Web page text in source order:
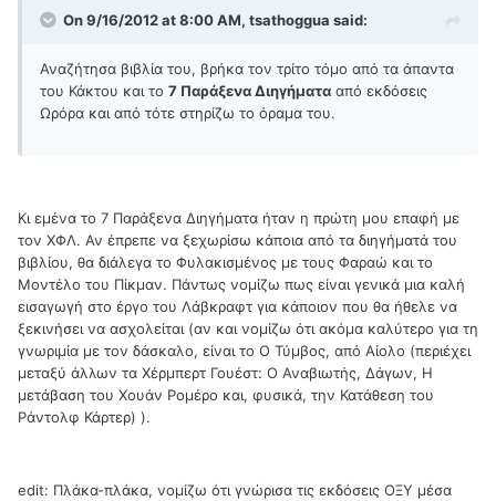
On 9/16/2012 at 8:00 AM, tsathoggua said:
Αναζήτησα βιβλία του, βρήκα τον τρίτο τόμο από τα άπαντα
του Κάκτου και το 7 Παράξενα Διηγήματα από εκδόσεις
Ωρόρα και από τότε στηρίζω το όραμα του.
Κι εμένα το 7 Παράξενα Διηγήματα ήταν η πρώτη μου επαφή με
τον ΧΦΛ. Αν έπρεπε να ξεχωρίσω κάποια από τα διηγήματά του
βιβλίου, θα διάλεγα το Φυλακισμένος με τους Φαραώ και το
Μοντέλο του Πίκμαν. Πάντως νομίζω πως είναι γενικά μια καλή
εισαγωγή στο έργο του Λάβκραφτ για κάποιον που θα ήθελε να
ξεκινήσει να ασχολείται (αν και νομίζω ότι ακόμα καλύτερο για τη
γνωριμία με τον δάσκαλο, είναι το Ο Τύμβος, από Αίολο (περιέχει
μεταξύ άλλων τα Χέρμπερτ Γουέστ: Ο Αναβιωτής, Δάγων, Η
μετάβαση του Χουάν Ρομέρο και, φυσικά, την Κατάθεση του
Ράντολφ Κάρτερ) ).
edit: Πλάκα-πλάκα, νομίζω ότι γνώρισα τις εκδόσεις ΟΞΥ μέσα